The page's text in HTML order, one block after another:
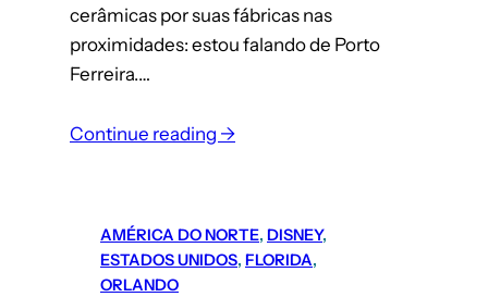
cerâmicas por suas fábricas nas
proximidades: estou falando de Porto
Ferreira.…
Continue reading →:
–
AMÉRICA DO NORTE, DISNEY
ESTADOS UNIDOS, FLORIDA
ORLANDO